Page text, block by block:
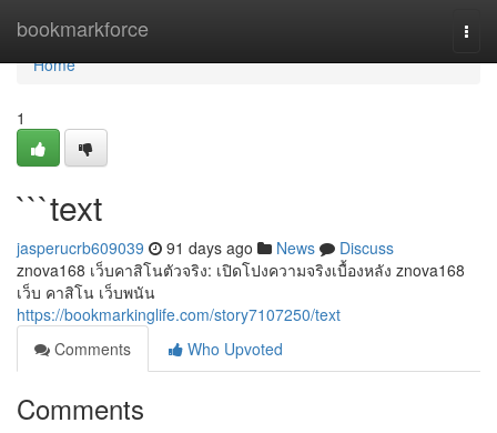
bookmarkforce
Home
Home
1
```text
jasperucrb609039 91 days ago News
Discuss
znova168 เว็บคาสิโนตัวจริง: เปิดโปงความจริงเบื้องหลัง znova168
เว็บ คาสิโน เว็บพนัน
https://bookmarkinglife.com/story7107250/text
Comments
Who Upvoted
Comments